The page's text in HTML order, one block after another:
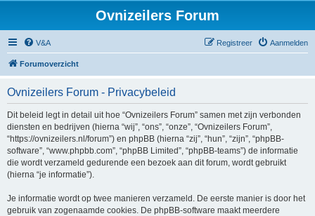
Ovnizeilers Forum
V&A Aanmelden
Registreer
Forumoverzicht
Ovnizeilers Forum - Privacybeleid
Dit beleid legt in detail uit hoe “Ovnizeilers Forum” samen met zijn verbonden
diensten en bedrijven (hierna “wij”, “ons”, “onze”, “Ovnizeilers Forum”,
“https://ovnizeilers.nl/forum”) en phpBB (hierna “zij”, “hun”, “zijn”, “phpBB-
software”, “www.phpbb.com”, “phpBB Limited”, “phpBB-teams”) de informatie
die wordt verzameld gedurende een bezoek aan dit forum, wordt gebruikt
(hierna “je informatie”).
Je informatie wordt op twee manieren verzameld. De eerste manier is door het
gebruik van zogenaamde cookies. De phpBB-software maakt meerdere